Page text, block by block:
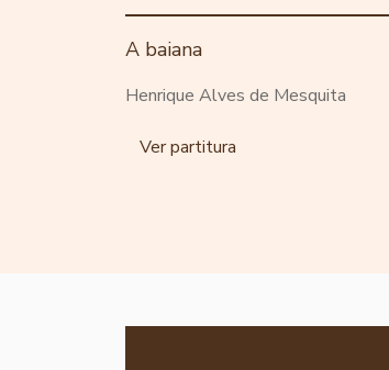
A baiana
Henrique Alves de Mesquita
Ver partitura